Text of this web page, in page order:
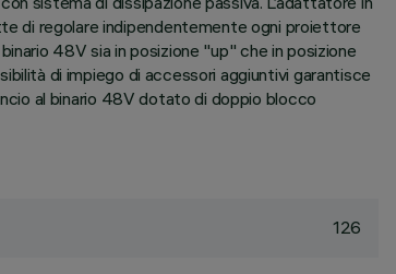
di regolare indipendentemente ogni proiettore
48V sia in posizione "up" che in posizione
di impiego di accessori aggiuntivi garantisce
al binario 48V dotato di doppio blocco
126